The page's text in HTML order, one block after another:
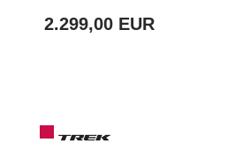
2.299,00 EUR